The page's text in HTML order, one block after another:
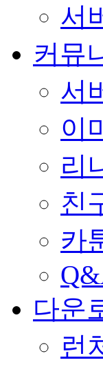
서
커뮤
서
이
리
친
카
다운
런